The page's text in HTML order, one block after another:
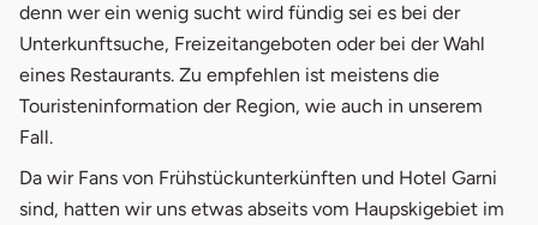
denn wer ein wenig sucht wird fündig sei es bei der
Unterkunftsuche, Freizeitangeboten oder bei der Wahl
eines Restaurants. Zu empfehlen ist meistens die
Touristeninformation der Region, wie auch in unserem
Fall.
Da wir Fans von Frühstückunterkünften und Hotel Garni
sind, hatten wir uns etwas abseits vom Haupskigebiet im